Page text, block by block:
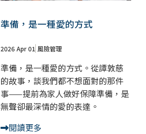
準備，是一種愛的方式
2026 Apr 01 風險管理
準備，是一種愛的方式。從譚敦慈
的故事，談我們都不想面對的那件
事——提前為家人做好保障準備，是
無聲卻最深情的愛的表達。
閱讀更多